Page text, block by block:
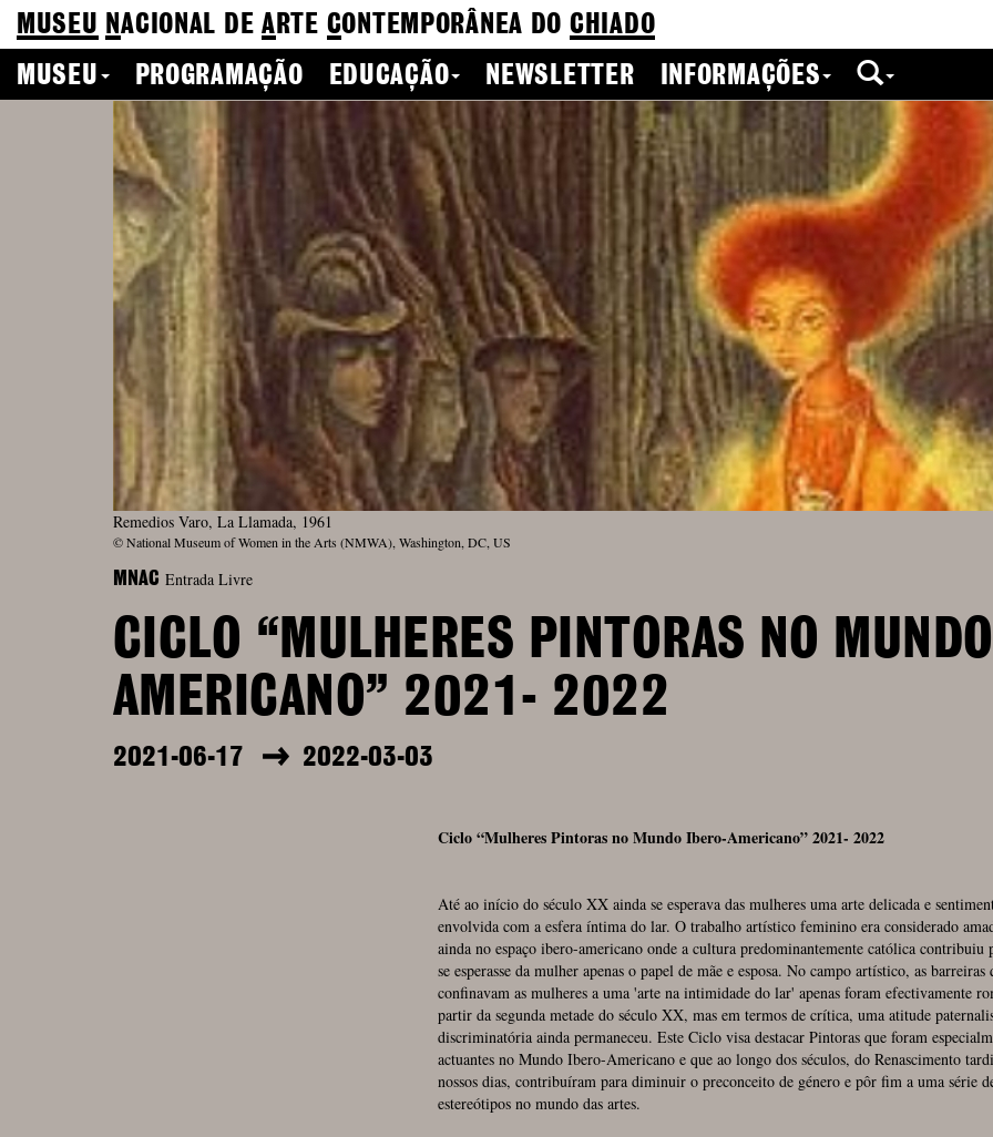
MUSEU NACIONAL DEA RTE CONTEMPORÂNEA DO CHIADO
MUSEU
PROGRAMAÇÃO EDUCAÇÃO NEWSLETTER INFORMAÇÕES
Remedios Varo, La Llamada, 1961
© National Museum of Women in the Arts (NMWA), Washington, DC, US
MNAC Entrada Livre
CICLO “MULHERES PINTORAS NO
AMERICANO” 2021- 2022
2021-06-17 2022-03-03
Ciclo “Mulheres Pintoras no MundoIbero-Americano” 2021- 2022
Até ao início do século XX ainda se esperava das mulheres uma arte delicada e
envolvida com a esfera íntima do lar. O trabalho artístico feminino era considerado
ainda no espaço ibero-americano onde a cultura predominantemente católica contribuiu
se esperasse da mulher apenas o papel de mãe e esposa. No campo artístico, as barreiras
confinavam as mulheres a uma 'arte na intimidade do lar' apenas foram efectivamente
partir da segunda metade do século XX, mas em termos de crítica, uma atitude
discriminatória ainda permaneceu. Este Ciclo visa destacar Pintoras que foram
actuantes no Mundo Ibero-Americano e que ao longo dos séculos, do Renascimento
nossos dias, contribuíram para diminuir o preconceito de género e pôr fim a uma série
estereótipos no mundo das artes.